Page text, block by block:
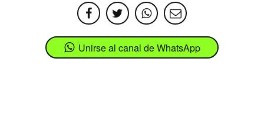
Unirse al canal de WhatsApp